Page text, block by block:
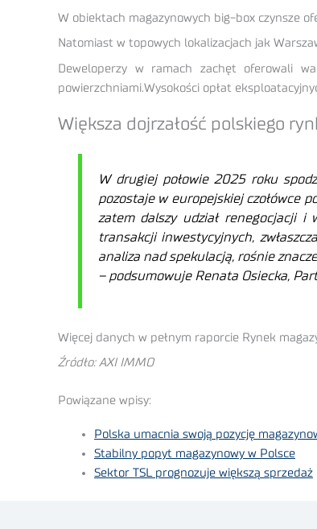
W obiektach magazynowych big-box czynsze
Natomiast w topowych lokalizacjach jak
Deweloperzy w ramach zachęt oferowali
powierzchniami.Wysokości opłat
Większa dojrzałość polskiego
W drugiej połowie 2025 roku
pozostaje w europejskiej czołówce
zatem dalszy udział renegocjacji i
transakcji inwestycyjnych,
analiza nad spekulacją, rośnie
– podsumowuje Renata Osiecka,
Więcej danych w pełnym raporcie Rynek
Źródło: AXI IMMO
Powiązane wpisy:
Polska umacnia swoją pozycję
Stabilny popyt magazynowy w Polsce
Sektor TSL prognozuje większą sprzedaż